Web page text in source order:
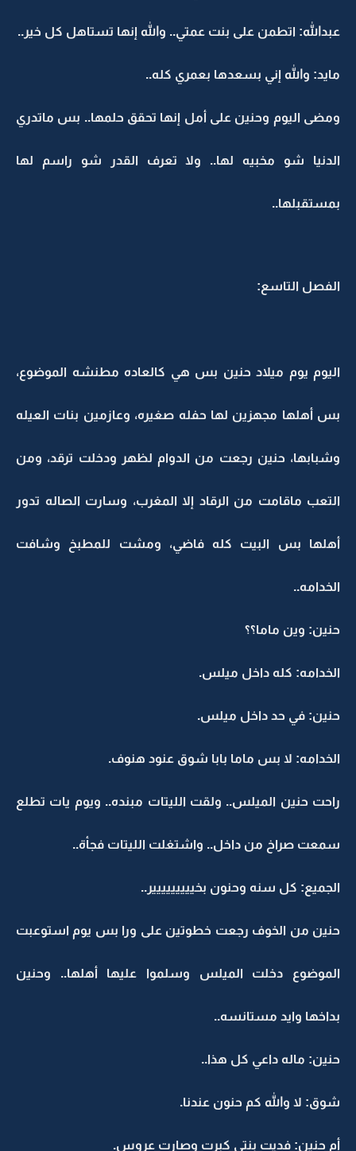
عبدالله: اتطمن على بنت عمتي.. والله إنها تستاهل كل خير..
مايد: والله إني بسعدها بعمري كله..
ومضى اليوم وحنين على أمل إنها تحقق حلمها.. بس ماتدري
الدنيا شو مخبيه لها.. ولا تعرف القدر شو راسم لها
بمستقبلها..
الفصل التاسع:
اليوم يوم ميلاد حنين بس هي كالعاده مطنشه الموضوع،
بس أهلها مجهزين لها حفله صغيره، وعازمين بنات العيله
وشبابها، حنين رجعت من الدوام لظهر ودخلت ترقد، ومن
التعب ماقامت من الرقاد إلا المغرب، وسارت الصاله تدور
أهلها بس البيت كله فاضي، ومشت للمطبخ وشافت
الخدامه..
حنين: وين ماما؟؟
الخدامه: كله داخل ميلس.
حنين: في حد داخل ميلس.
الخدامه: لا بس ماما بابا شوق عنود هنوف.
راحت حنين الميلس.. ولقت الليتات مبنده.. ويوم يات تطلع
سمعت صراخ من داخل.. واشتغلت الليتات فجأة..
الجميع: كل سنه وحنون بخييييييييير..
حنين من الخوف رجعت خطوتين على ورا بس يوم استوعبت
الموضوع دخلت الميلس وسلموا عليها أهلها.. وحنين
بداخها وايد مستانسه..
حنين: ماله داعي كل هذا..
شوق: لا والله كم حنون عندنا.
أم حنين: فديت بنتي كبرت وصارت عروس.